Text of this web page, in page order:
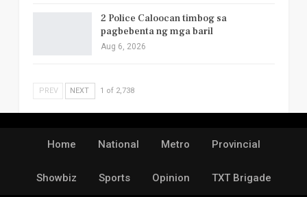
2 Police Caloocan timbog sa
pagbebenta ng mga baril
Aug 6, 2026
PREV NEXT 1 of 2,738
Home National Metro Provincial
Showbiz Sports Opinion TXT Brigade